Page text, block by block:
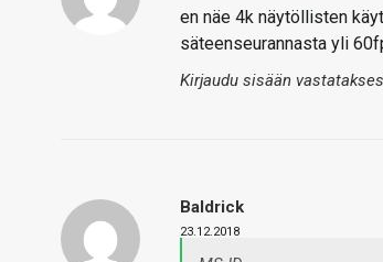
en näe 4k näytöllisten
säteenseurannasta yli
Kirjaudu sisään
Baldrick
23.12.2018